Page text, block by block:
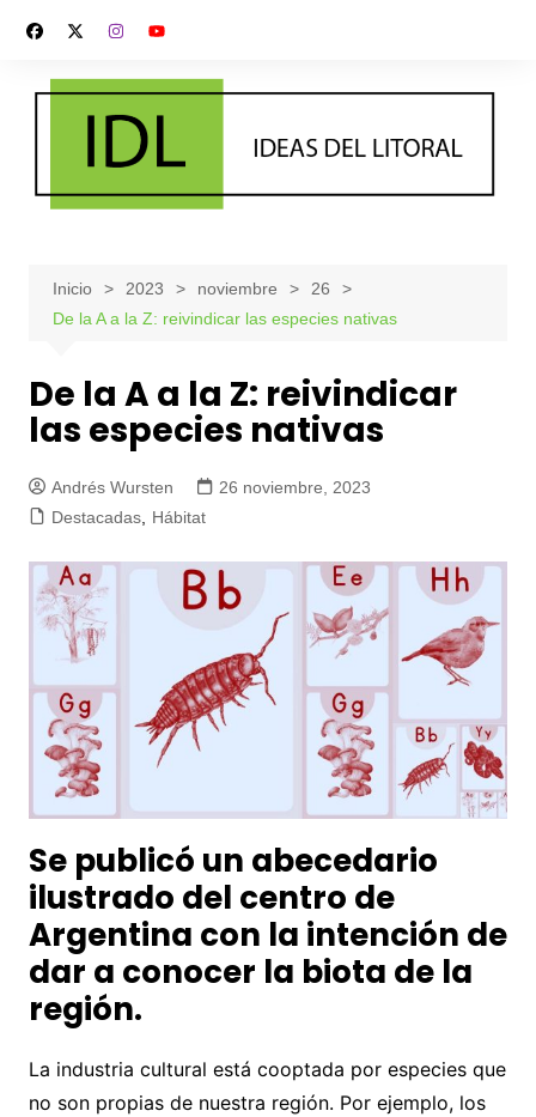
contenido
Inicio 2023 noviembre
26
De la A a la Z: reivindicar las especies nativas
De la A a la Z: reivindicar
las especies nativas
Andrés Wursten
26 noviembre, 2023
Destacadas, Hábitat
Se publicó un abecedario
ilustrado del centro de
Argentina con la intención de
dar a conocer la biota de la
región.
La industria cultural está cooptada por especies que
no son propias de nuestra región. Por ejemplo, los